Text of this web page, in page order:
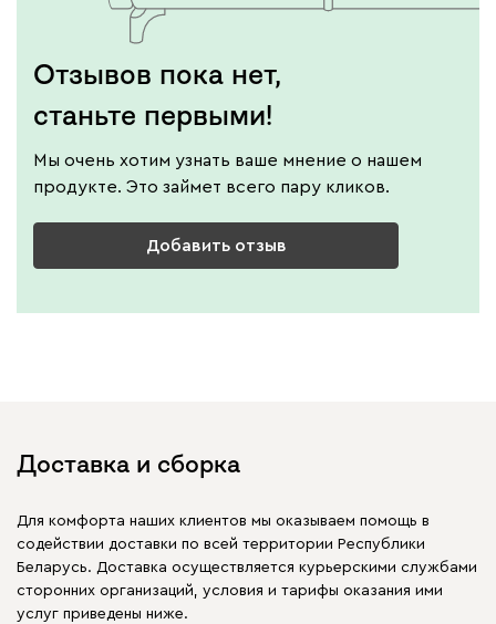
Отзывов пока нет,
станьте первыми!
Мы очень хотим узнать ваше мнение о нашем
продукте. Это займет всего пару кликов.
Добавить отзыв
Доставка и сборка
Для комфорта наших клиентов мы оказываем помощь в
содействии доставки по всей территории Республики
Беларусь. Доставка осуществляется курьерскими службами
сторонних организаций, условия и тарифы оказания ими
услуг приведены ниже.